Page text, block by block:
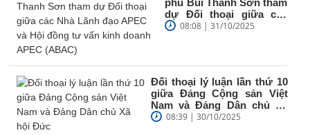
dự Đối thoại giữa các
Nhà Lãnh đạo APEC và
08:08 | 31/10/2025
Đối thoại lý luận lần thứ 10
giữa Đảng Cộng sản Việt
Nam và Đảng Dân chủ Xã
hội Đức
08:39 | 30/10/2025